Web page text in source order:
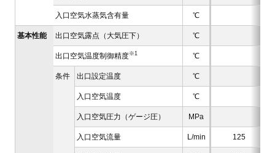
入口空気水蒸気含有量 ℃
基本性能 出口空気露点（大気圧下） ℃
出口空気温度制御精度※1 ℃
条件 出口設定温度 ℃
入口空気温度 ℃
入口空気圧力（ゲージ圧） MPa
入口空気流量 L/min 125